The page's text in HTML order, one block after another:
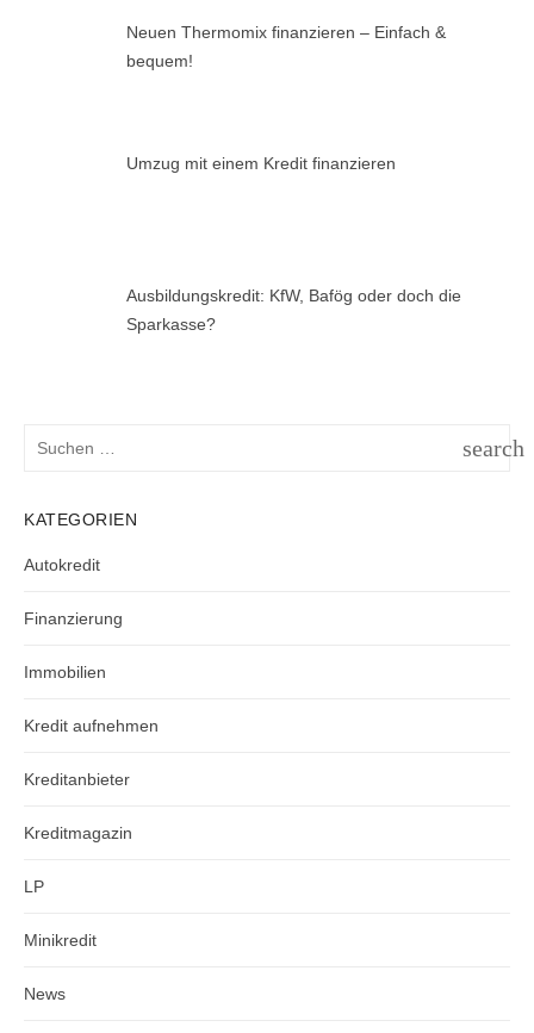
Neuen Thermomix finanzieren – Einfach &
bequem!
Umzug mit einem Kredit finanzieren
Ausbildungskredit: KfW, Bafög oder doch die
Sparkasse?
search
KATEGORIEN
Autokredit
Finanzierung
Immobilien
Kredit aufnehmen
Kreditanbieter
Kreditmagazin
LP
Minikredit
News